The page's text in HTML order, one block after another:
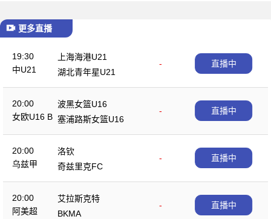
更多直播
19:30
中U21
上海海港U21
-
湖北青年星U21
直播中
20:00
女欧U16 B
波黑女篮U16
-
塞浦路斯女篮U16
直播中
20:00
乌兹甲
洛钦
-
奇兹里克FC
直播中
20:00
阿美超
艾拉斯克特
-
BKMA
直播中